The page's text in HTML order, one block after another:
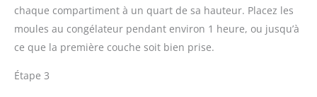
chaque compartiment à un quart de sa hauteur. Placez les
moules au congélateur pendant environ 1 heure, ou jusqu’à
ce que la première couche soit bien prise.
Étape 3